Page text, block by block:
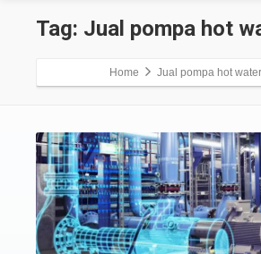
Tag: Jual pompa hot
Home Jual pompa hot